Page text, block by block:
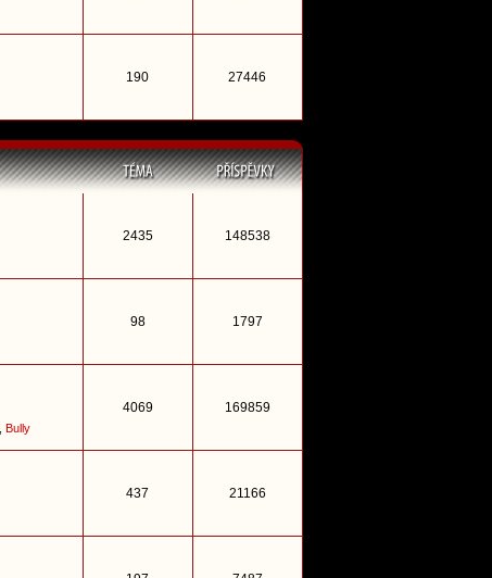
190 27446
2435 148538
98 1797
Bully
4069 169859
437 21166